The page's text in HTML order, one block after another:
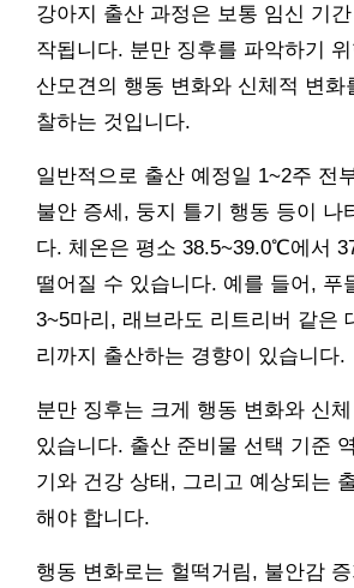
강아지 출산 과정은 보통 임신 기
작됩니다. 분만 징후를 파악하기
산모견의 행동 변화와 신체적 변화
찰하는 것입니다.
일반적으로 출산 예정일 1~2주 전
불안 증세, 둥지 틀기 행동 등이 나
다. 체온은 평소 38.5~39.0℃에서
떨어질 수 있습니다. 예를 들어, 푸
3~5마리, 래브라도 리트리버 같은
리까지 출산하는 경향이 있습니다.
분만 징후는 크게 행동 변화와 신
있습니다. 출산 준비물 선택 기준
기와 건강 상태, 그리고 예상되는
해야 합니다.
행동 변화로는 헐떡거림, 불안감